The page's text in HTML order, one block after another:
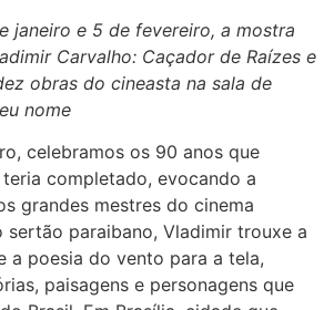
janeiro e 5 de fevereiro, a mostra
Carvalho: Caçador de Raízes e
obras do cineasta na sala de
nome
celebramos os 90 anos que
completado, evocando a
grandes mestres do cinema
sertão paraibano, Vladimir trouxe a
a poesia do vento para a tela,
paisagens e personagens que